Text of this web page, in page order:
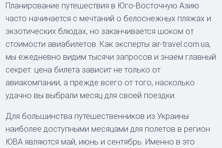
Планирование путешествия в Юго-Восточную Азию
часто начинается с мечтаний о белоснежных пляжах и
экзотических блюдах, но заканчивается шоком от
стоимости авиабилетов. Как эксперты air-travel.com.ua,
мы ежедневно видим тысячи запросов и знаем главный
секрет: цена билета зависит не только от
авиакомпании, а прежде всего от того, насколько
удачно вы выбрали месяц для своей поездки.
Для большинства путешественников из Украины
наиболее доступными месяцами для полетов в регион
ЮВА являются май, июнь и сентябрь. Именно в это